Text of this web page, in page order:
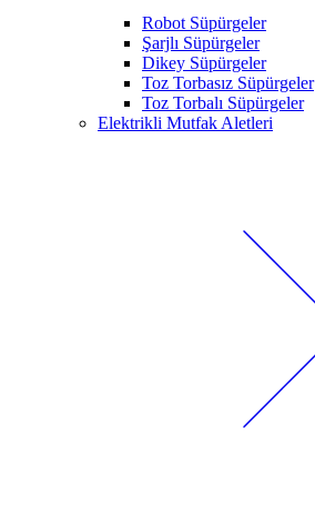
Robot Süpürgeler
Şarjlı Süpürgeler
Dikey Süpürgeler
Toz Torbasız Süpürgeler
Toz Torbalı Süpürgeler
Elektrikli Mutfak Aletleri